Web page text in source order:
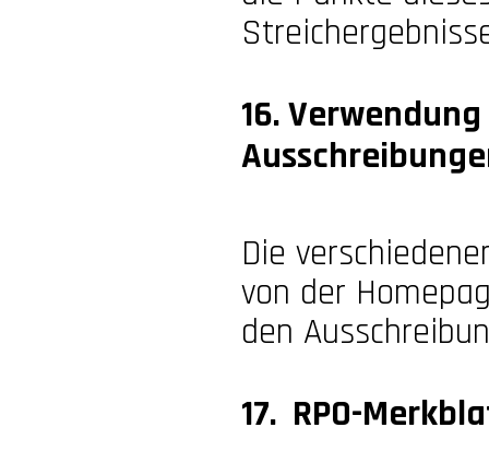
16. Verwendung
Die
von der
den
17. RPO-